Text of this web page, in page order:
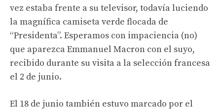
vez estaba frente a su televisor, todavía luciendo
la magnífica camiseta verde flocada de
“Presidenta”. Esperamos con impaciencia (no)
que aparezca Emmanuel Macron con el suyo,
recibido durante su visita a la selección francesa
el 2 de junio.
El 18 de junio también estuvo marcado por el